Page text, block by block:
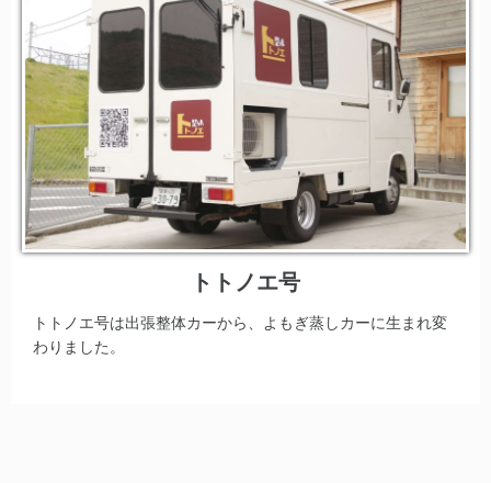
トトノエ号
トトノエ号は出張整体カーから、よもぎ蒸しカーに生まれ変
わりました。